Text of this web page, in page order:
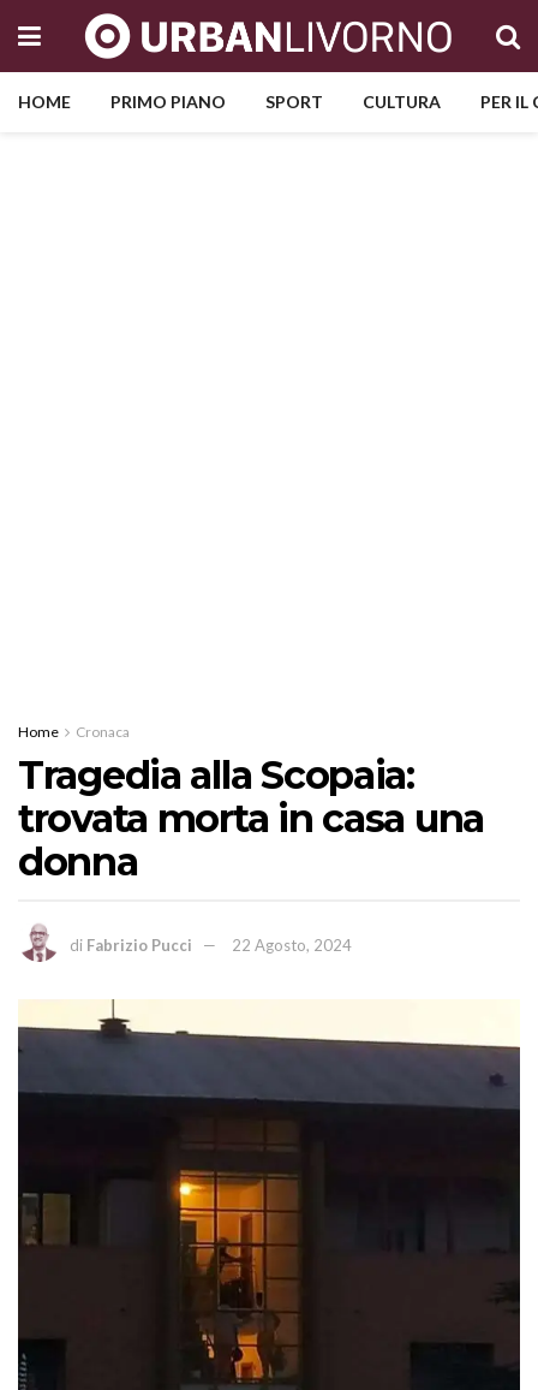
HOME PRIMO PIANO SPORT CULTURA PER
Home Cronaca
Tragedia alla Scopaia:
trovata morta in casa una
donna
di Fabrizio Pucci 22 Agosto, 2024